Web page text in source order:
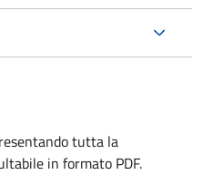
tutta la
in formato PDF.